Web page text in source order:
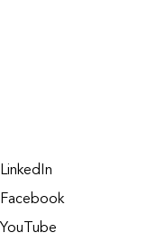
LinkedIn
Facebook
YouTube